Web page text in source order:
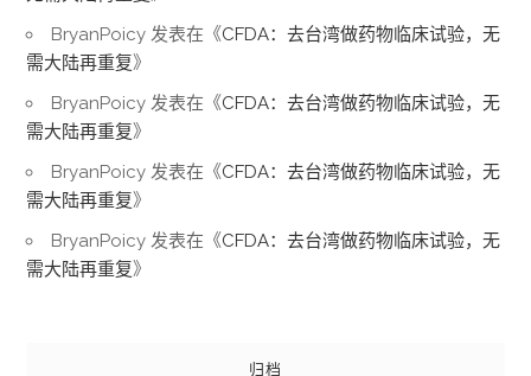
BryanPoicy 发表在《CFDA：去台湾做药物临床试验，无
需大陆再重复》
BryanPoicy 发表在《CFDA：去台湾做药物临床试验，无
需大陆再重复》
BryanPoicy 发表在《CFDA：去台湾做药物临床试验，无
需大陆再重复》
BryanPoicy 发表在《CFDA：去台湾做药物临床试验，无
需大陆再重复》
归档